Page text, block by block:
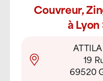
Couvreur,
à
19
69520